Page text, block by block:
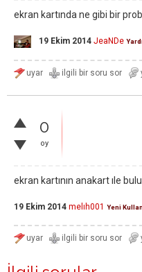
ekran kartında ne gibi bir
19 Ekim 2014 JeaNDe
0
oy
ekran kartının anakart ıle
19 Ekim 2014 melıh001 Yeni